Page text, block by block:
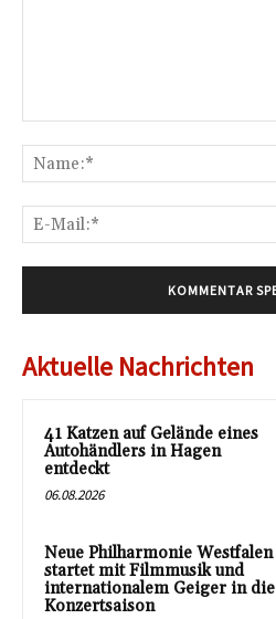
Aktuelle Nachrichten
41 Katzen auf Gelände eines
Autohändlers in Hagen
entdeckt
06.08.2026
Neue Philharmonie Westfalen
startet mit Filmmusik und
internationalem Geiger in die
Konzertsaison